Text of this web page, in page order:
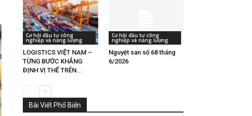
Cơ hội đầu tư công
nghiệp và năng lượng
LOGISTICS VIỆT NAM –
TỪNG BƯỚC KHẲNG
ĐỊNH VỊ THẾ TRÊN...
Cơ hội đầu tư công
nghiệp và năng lượng
Nguyệt san số 68 tháng
6/2026
Bài Viết Phổ Biến